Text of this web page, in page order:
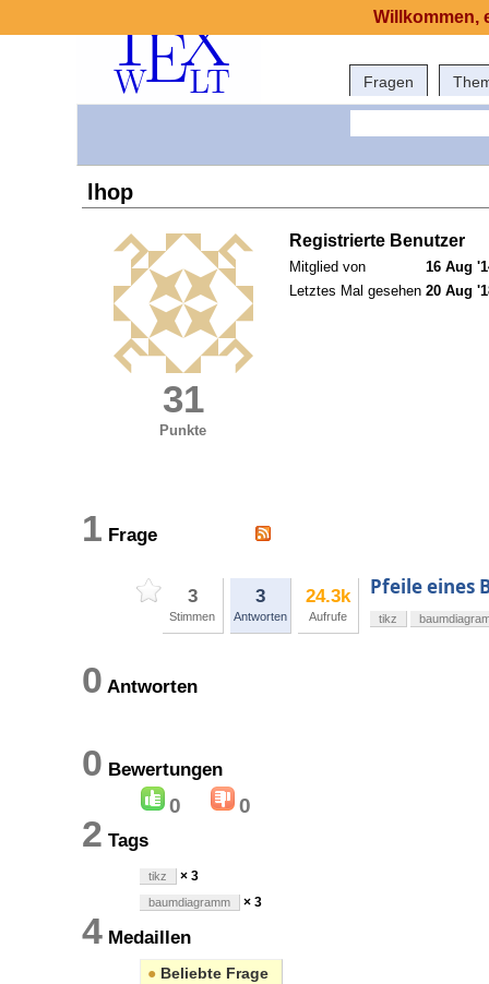
Fragen
lhop
31
Punkte
Registrierte Benutzer
Mitglied von
16 Aug
Letztes Mal gesehen 20 Aug
1 Frage
3
Stimmen
3
Antworten
24.3k
Aufrufe
Pfeile eines
tikz
0 Antworten
0 Bewertungen
0 0
2 Tags
tikz × 3
baumdiagramm × 3
4 Medaillen
● Beliebte Frage
Willkommen,